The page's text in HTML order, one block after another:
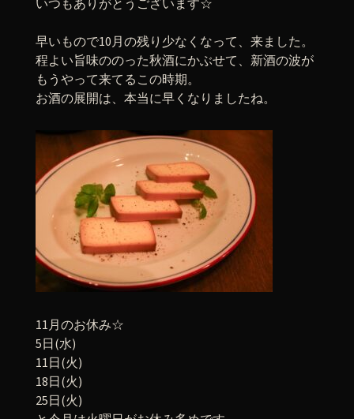
いつもありがとうございます☆
早いもので10月の残り少なくなって、来ました。
程よい旨味ののった秋酒にかぶせて、新酒の波が
もうやって来てるこの時期。
お酒の展開は、本当に早くなりましたね。
11月のお休み☆
5日(水)
11日(火)
18日(火)
25日(火)